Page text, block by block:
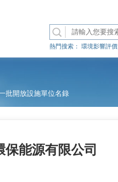
熱門搜索： 環境影響評價
批開放設施單位名錄
保能源有限公司